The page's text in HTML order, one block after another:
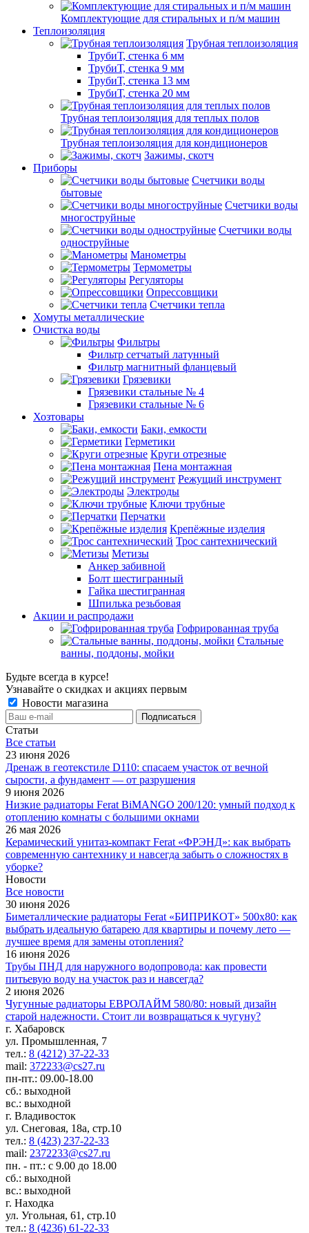
Комплектующие для стиральных и п/м машин
Теплоизоляция
Трубная теплоизоляция
ТрубиТ, стенка 6 мм
ТрубиТ, стенка 9 мм
ТрубиТ, стенка 13 мм
ТрубиТ, стенка 20 мм
Трубная теплоизоляция для теплых полов
Трубная теплоизоляция для кондиционеров
Зажимы, скотч
Приборы
Счетчики воды
бытовые
Счетчики воды
многоструйные
Счетчики воды
одноструйные
Манометры
Термометры
Регуляторы
Опрессовщики
Счетчики тепла
Хомуты металлические
Очистка воды
Фильтры
Фильтр сетчатый латунный
Фильтр магнитный фланцевый
Грязевики
Грязевики стальные № 4
Грязевики стальные № 6
Хозтовары
Баки, емкости
Герметики
Круги отрезные
Пена монтажная
Режущий инструмент
Электроды
Ключи трубные
Перчатки
Крепёжные изделия
Трос сантехнический
Метизы
Анкер забивной
Болт шестигранный
Гайка шестигранная
Шпилька резьбовая
Акции и распродажи
Гофрированная труба
Стальные
ванны, поддоны, мойки
Будьте всегда в курсе!
Узнавайте о скидках и акциях первым
Новости магазина
Статьи
Все cтатьи
23 июня 2026
Дренаж в геотекстиле D110: спасаем участок от вечной
сырости, а фундамент — от разрушения
9 июня 2026
Низкие радиаторы Ferat BiMANGO 200/120: умный подход к
отоплению комнаты с большими окнами
26 мая 2026
Керамический унитаз-компакт Ferat «ФРЭНД»: как выбрать
современную сантехнику и навсегда забыть о сложностях в
уборке?
Новости
Все новости
30 июня 2026
Биметаллические радиаторы Ferat «БИПРИКОТ» 500x80: как
выбрать идеальную батарею для квартиры и почему лето —
лучшее время для замены отопления?
16 июня 2026
Трубы ПНД для наружного водопровода: как провести
питьевую воду на участок раз и навсегда?
2 июня 2026
Чугунные радиаторы ЕВРОЛАЙМ 580/80: новый дизайн
старой надежности. Стоит ли возвращаться к чугуну?
г. Хабаровск
ул. Промышленная, 7
тел.: 8 (4212) 37-22-33
mail: 372233@cs27.ru
пн-пт.: 09.00-18.00
сб.: выходной
вс.: выходной
г. Владивосток
ул. Снеговая, 18а, стр.10
тел.: 8 (423) 237-22-33
mail: 2372233@cs27.ru
пн. - пт.: с 9.00 до 18.00
сб.: выходной
вс.: выходной
г. Находка
ул. Угольная, 61, стр.10
тел.: 8 (4236) 61-22-33